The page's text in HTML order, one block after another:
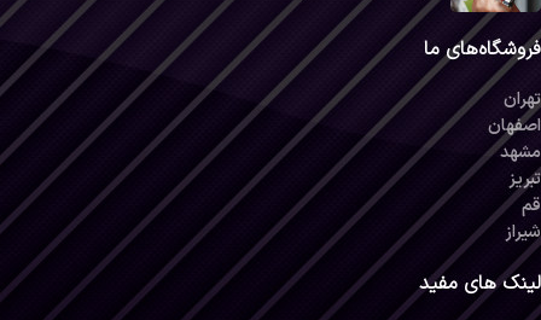
فروشگاه‌های ما
تهران
اصفهان
مشهد
تبریز
قم
شیراز
لینک های مفید